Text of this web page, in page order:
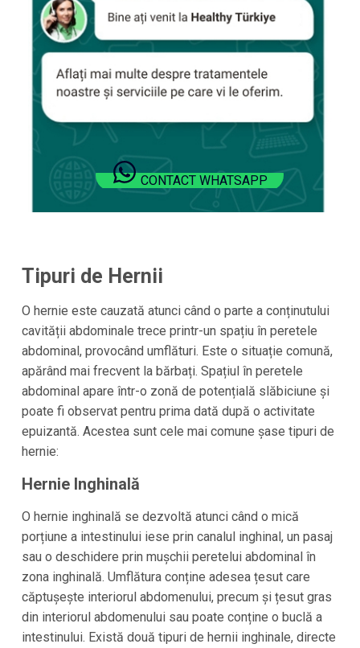
CONTACT WHATSAPP
Tipuri de Hernii
O hernie este cauzată atunci când o parte a conținutului
cavității abdominale trece printr-un spațiu în peretele
abdominal, provocând umflături. Este o situație comună,
apărând mai frecvent la bărbați. Spațiul în peretele
abdominal apare într-o zonă de potențială slăbiciune și
poate fi observat pentru prima dată după o activitate
epuizantă. Acestea sunt cele mai comune șase tipuri de
hernie:
Hernie Inghinală
O hernie inghinală se dezvoltă atunci când o mică
porțiune a intestinului iese prin canalul inghinal, un pasaj
sau o deschidere prin mușchii peretelui abdominal în
zona inghinală. Umflătura conține adesea țesut care
căptușește interiorul abdomenului, precum și țesut gras
din interiorul abdomenului sau poate conține o buclă a
intestinului. Există două tipuri de hernii inghinale, directe